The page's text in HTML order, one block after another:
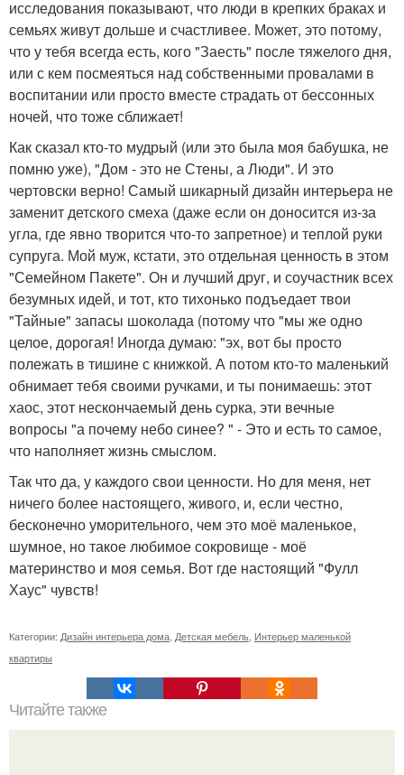
исследования показывают, что люди в крепких браках и
семьях живут дольше и счастливее. Может, это потому,
что у тебя всегда есть, кого "Заесть" после тяжелого дня,
или с кем посмеяться над собственными провалами в
воспитании или просто вместе страдать от бессонных
ночей, что тоже сближает!
Как сказал кто-то мудрый (или это была моя бабушка, не
помню уже), "Дом - это не Стены, а Люди". И это
чертовски верно! Самый шикарный дизайн интерьера не
заменит детского смеха (даже если он доносится из-за
угла, где явно творится что-то запретное) и теплой руки
супруга. Мой муж, кстати, это отдельная ценность в этом
"Семейном Пакете". Он и лучший друг, и соучастник всех
безумных идей, и тот, кто тихонько подъедает твои
"Тайные" запасы шоколада (потому что "мы же одно
целое, дорогая! Иногда думаю: "эх, вот бы просто
полежать в тишине с книжкой. А потом кто-то маленький
обнимает тебя своими ручками, и ты понимаешь: этот
хаос, этот нескончаемый день сурка, эти вечные
вопросы "а почему небо синее? " - Это и есть то самое,
что наполняет жизнь смыслом.
Так что да, у каждого свои ценности. Но для меня, нет
ничего более настоящего, живого, и, если честно,
бесконечно уморительного, чем это моё маленькое,
шумное, но такое любимое сокровище - моё
материнство и моя семья. Вот где настоящий "Фулл
Хаус" чувств!
Категории: Дизайн интерьера дома Детская мебель Интерьер маленькой
квартиры
Читайте также